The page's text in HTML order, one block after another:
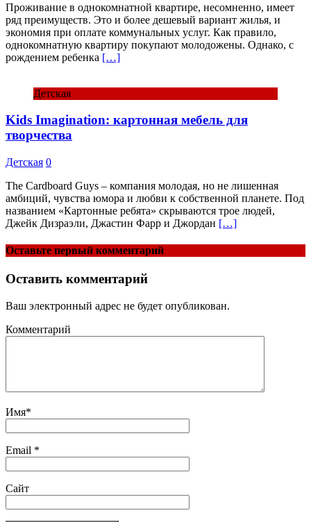
Проживание в однокомнатной квартире, несомненно, имеет
ряд преимуществ. Это и более дешевый вариант жилья, и
экономия при оплате коммунальных услуг. Как правило,
однокомнатную квартиру покупают молодожены. Однако, с
рождением ребенка […]
Детская
Kids Imagination: картонная мебель для
творчества
Детская 0
The Cardboard Guys – компания молодая, но не лишенная
амбиций, чувства юмора и любви к собственной планете. Под
названием «Картонные ребята» скрываются трое людей,
Джейк Дизраэли, Джастин Фарр и Джордан […]
Оставьте первый комментарий
Оставить комментарий
Ваш электронный адрес не будет опубликован.
Комментарий
Имя*
Email *
Сайт